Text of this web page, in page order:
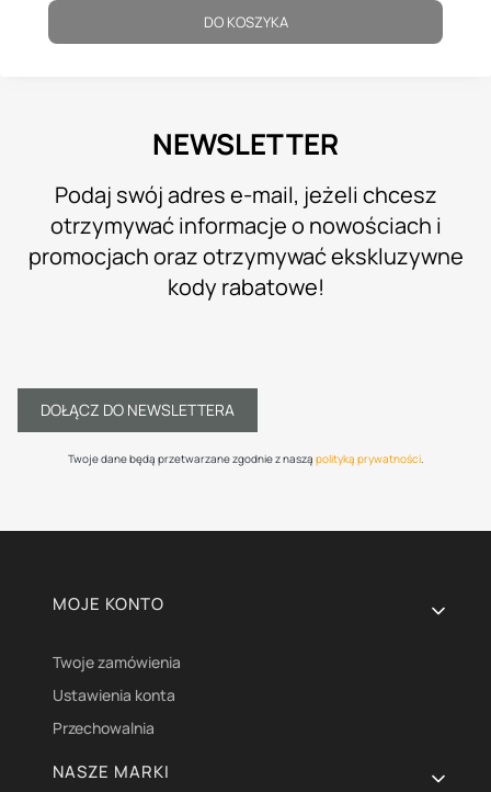
DO KOSZYKA
NEWSLETTER
Podaj swój adres e-mail, jeżeli chcesz
otrzymywać informacje o nowościach i
promocjach oraz otrzymywać ekskluzywne
kody rabatowe!
DOŁĄCZ DO NEWSLETTERA
Twoje dane będą przetwarzane zgodnie z naszą polityką prywatności.
Linki w stopce
MOJE KONTO
Twoje zamówienia
Ustawienia konta
Przechowalnia
NASZE MARKI